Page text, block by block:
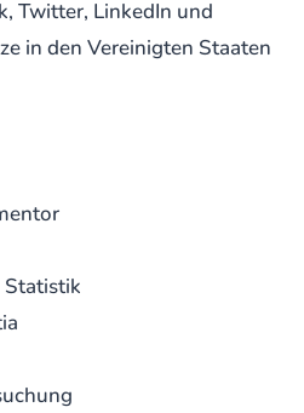
Twitter, LinkedIn und
in den Vereinigten Staaten